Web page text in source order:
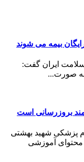
بیمه می شوند
ایران گفت:
به صورت...
‌بروزرسانی است
پزشکی شهید بهشتی
محتوای آموزشی